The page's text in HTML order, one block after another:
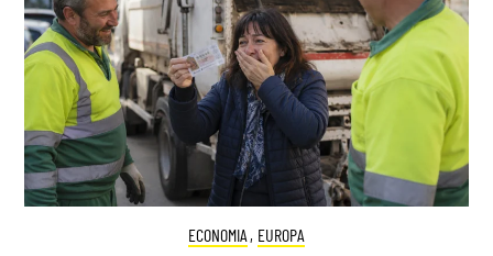
ECONOMIA , EUROPA